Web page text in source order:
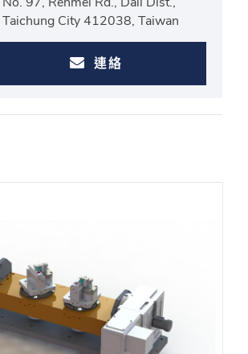
Taichung City 412038, Taiwan
連絡